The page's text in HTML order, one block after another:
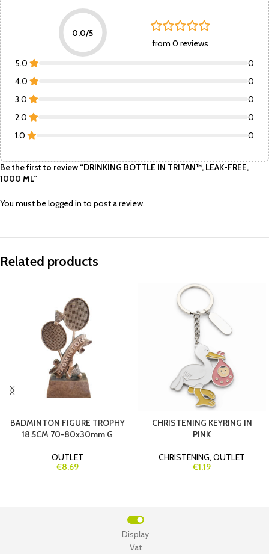
0.0/5
from 0 reviews
5.0
0
4.0
0
3.0
0
2.0
0
1.0
0
Be the first to review “DRINKING BOTTLE IN TRITAN™, LEAK-FREE,
1000 ML”
You must belogged in to post a review.
Related products
BADMINTON FIGURE TROPHY
18.5CM 70-80x30mm G
OUTLET
€8.69
CHRISTENING KEYRING IN
PINK
CHRISTENING, OUTLET
€1.19
Vat
Display